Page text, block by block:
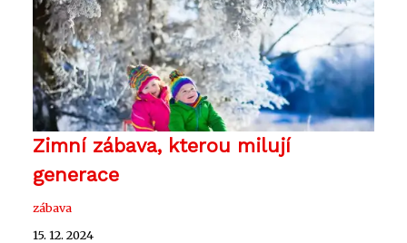
Zimní zábava, kterou milují
generace
zábava
15. 12. 2024